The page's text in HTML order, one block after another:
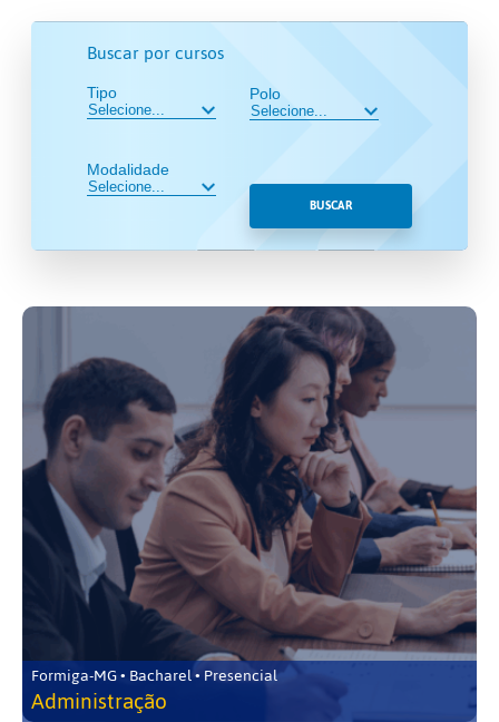
Buscar por cursos
Tipo
Modalidade
Polo
BUSCAR
Formiga-MG • Bacharel • Presencial
Administração